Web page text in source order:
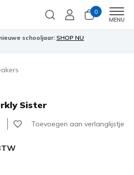
0
MENU
schooljaar: SHOP NU
Sister
Toevoegen aan verlanglijstje